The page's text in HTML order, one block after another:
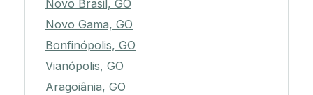
Novo Brasil, GO
Novo Gama, GO
Bonfinópolis, GO
Vianópolis, GO
Aragoiânia, GO